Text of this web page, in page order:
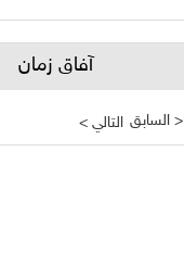
آفاق زمان
< التالي السابق >